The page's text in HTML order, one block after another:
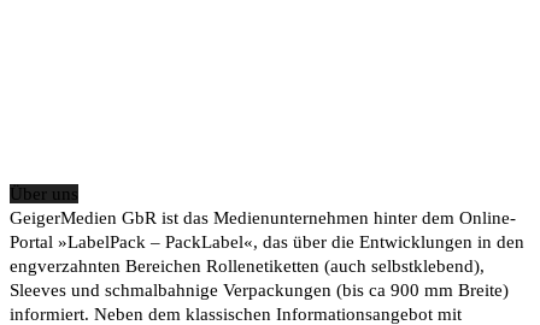
Über uns
GeigerMedien GbR ist das Medienunternehmen hinter dem Online-
Portal »LabelPack – PackLabel«, das über die Entwicklungen in den
engverzahnten Bereichen Rollenetiketten (auch selbstklebend),
Sleeves und schmalbahnige Verpackungen (bis ca 900 mm Breite)
informiert. Neben dem klassischen Informationsangebot mit